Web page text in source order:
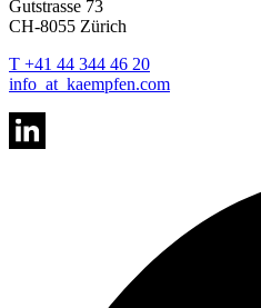
Gutstrasse 73
CH-8055 Zürich
T +41 44 344 46 20
info _at_ kaempfen.com